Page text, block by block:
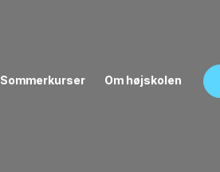
Sommerkurser Om højskolen